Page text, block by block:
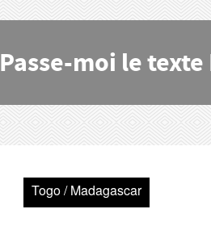
Passe-moi le
Togo / Madagascar